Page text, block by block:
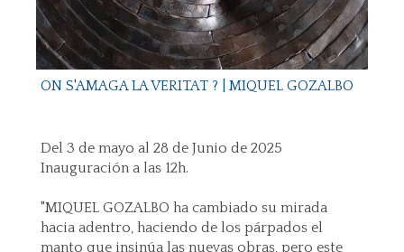
ON S'AMAGA LA VERITAT ? | MIQUEL GOZALBO
Del 3 de mayo al 28 de Junio de 2025
Inauguración a las 12h.
"MIQUEL GOZALBO ha cambiado su mirada
hacia adentro, haciendo de los párpados el
manto que insinúa las nuevas obras, pero este